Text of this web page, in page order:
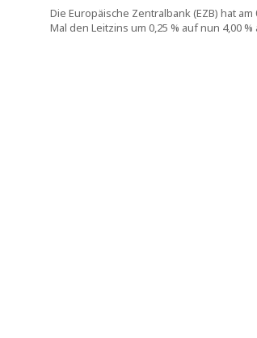
Die Europäische Zentralbank (EZB) hat
Mal den Leitzins um 0,25 % auf nun 4,00